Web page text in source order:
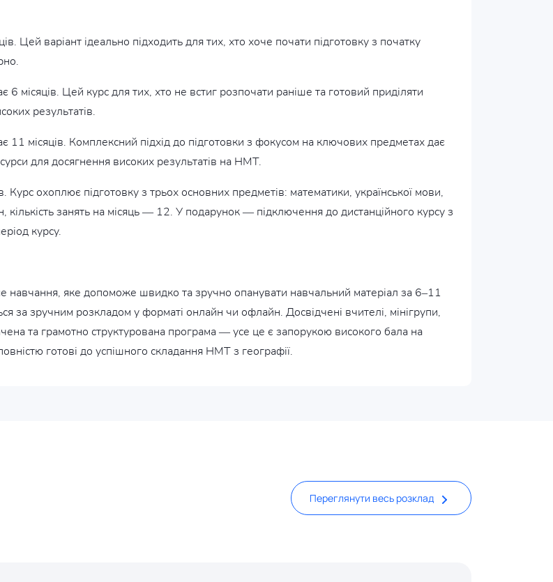
Цей варіант ідеально підходить для тих, хто хоче почати підготовку з початку
6 місяців. Цей курс для тих, хто не встиг розпочати раніше та готовий приділяти
результатів.
11 місяців. Комплексний підхід до підготовки з фокусом на ключових предметах дає
для досягнення високих результатів на НМТ.
Курс охоплює підготовку з трьох основних предметів: математики, української мови,
кількість занять на місяць — 12. У подарунок — підключення до дистанційного курсу з
курсу.
навчання, яке допоможе швидко та зручно опанувати навчальний матеріал за 6–11
за зручним розкладом у форматі онлайн чи офлайн. Досвідчені вчителі, мінігрупи,
та грамотно структурована програма — усе це є запорукою високого бала на
готові до успішного складання НМТ з географії.
Переглянути весь розклад